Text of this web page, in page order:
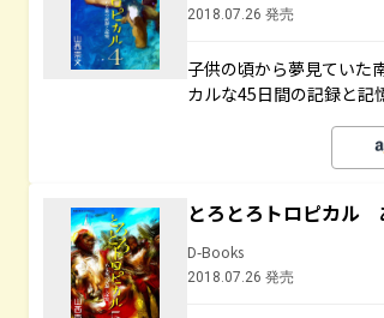
2018.07.26 発売
子供の頃から夢見ていた
カルな45日間の記録と記
とろとろトロピカル
D-Books
2018.07.26 発売